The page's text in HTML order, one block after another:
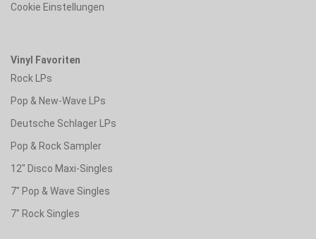
Cookie Einstellungen
Vinyl Favoriten
Rock LPs
Pop & New-Wave LPs
Deutsche Schlager LPs
Pop & Rock Sampler
12" Disco Maxi-Singles
7" Pop & Wave Singles
7" Rock Singles